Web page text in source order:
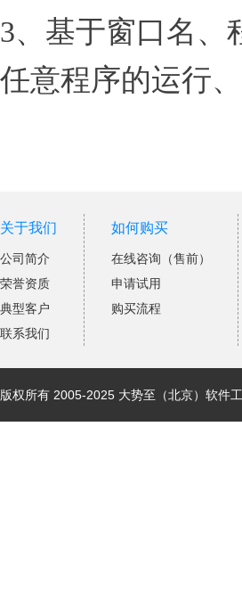
3、基于窗口名、
任意程序的运行
关于我们
公司简介
荣誉资质
典型客户
联系我们
如何购买
在线咨询（售前）
申请试用
购买流程
版权所有 2005-2025 大势至（北京）软件